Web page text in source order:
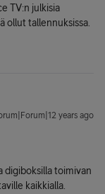
TV:n julkisia
ollut tallennuksissa.
years ago
digiboksilla toimivan
kaikkialla.